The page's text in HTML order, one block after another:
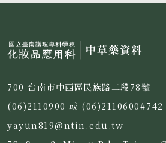
700 台南市中西區民族路二段78號
(06)2110900 或 (06)2110600#742
yayun819@ntin.edu.tw